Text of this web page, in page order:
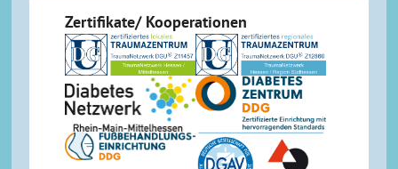
Zertifikate/ Kooperationen